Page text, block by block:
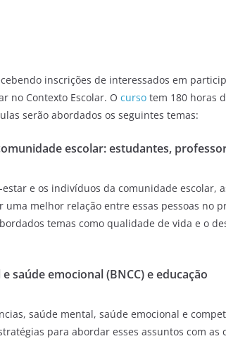
inscrições de interessados em
no Contexto Escolar. O curso tem 180 horas
serão abordados os seguintes temas:
escolar: estudantes,
e os indivíduos da comunidade escolar,
uma melhor relação entre essas pessoas no
temas como qualidade de vida e o
saúde emocional (BNCC) e educação
saúde mental, saúde emocional e
para abordar esses assuntos com as